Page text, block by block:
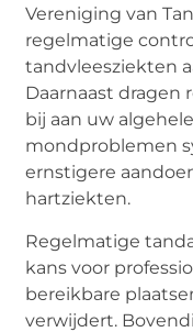
Vereniging van
regelmatige
tandvleesziekten
Daarnaast dragen
bij aan uw
mondproblemen
ernstigere
hartziekten.
Regelmatige
kans voor
bereikbare
verwijdert.